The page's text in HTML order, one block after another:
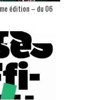
édition – du 06